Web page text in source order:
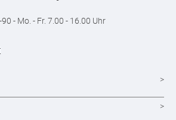
- Mo. - Fr. 7.00 - 16.00 Uhr